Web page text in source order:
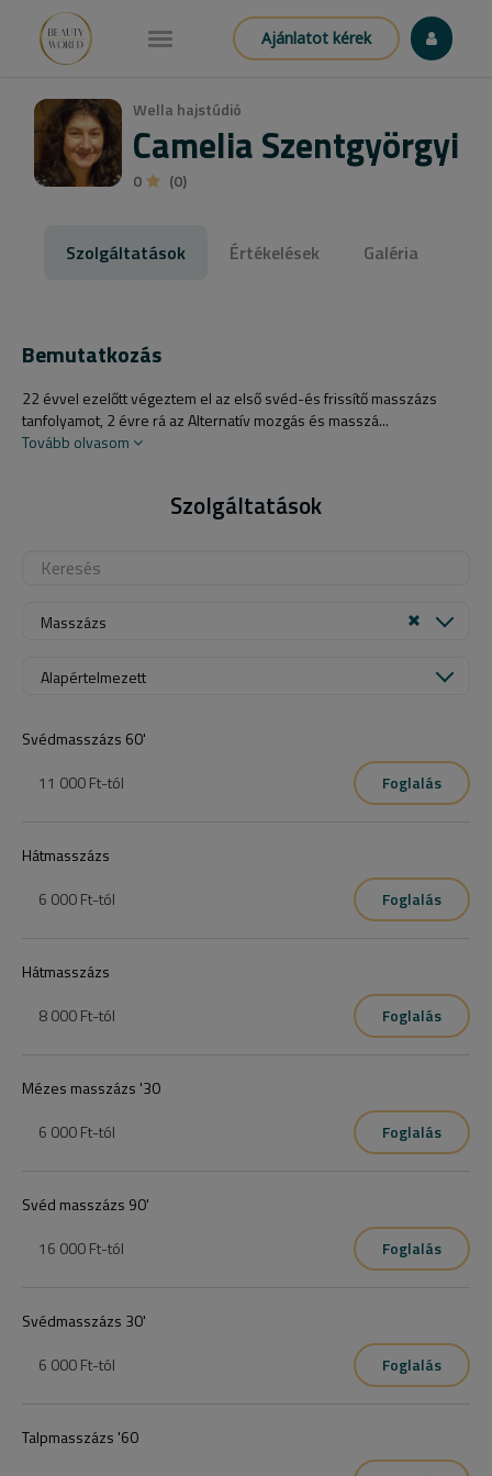
Ajánlatot kérek
Wella hajstúdió
Camelia Szentgyörgyi
0 (0)
Szolgáltatások Értékelések Galéria
Bemutatkozás
22 évvel ezelőtt végeztem el az első svéd-és frissítő masszázs
tanfolyamot, 2 évre rá az Alternatív mozgás és masszá...
Tovább olvasom
Szolgáltatások
Masszázs
Alapértelmezett
Svédmasszázs 60'
11 000 Ft-tól Foglalás
Hátmasszázs
6 000 Ft-tól Foglalás
Hátmasszázs
8 000 Ft-tól Foglalás
Mézes masszázs '30
6 000 Ft-tól Foglalás
Svéd masszázs 90'
16 000 Ft-tól Foglalás
Svédmasszázs 30'
6 000 Ft-tól Foglalás
Talpmasszázs '60